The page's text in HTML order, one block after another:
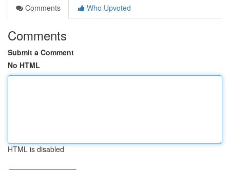
Comments
Who Upvoted
Comments
Submit a Comment
No HTML
HTML is disabled